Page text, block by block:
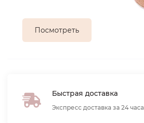
Посмотреть
Быстрая доставка
Экспресс доставка за 24 часа